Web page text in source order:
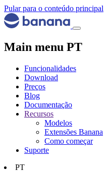
Pular para o conteúdo principal
Main menu PT
Funcionalidades
Download
Preços
Blog
Documentação
Recursos
Modelos
Extensões Banana
Como começar
Suporte
PT